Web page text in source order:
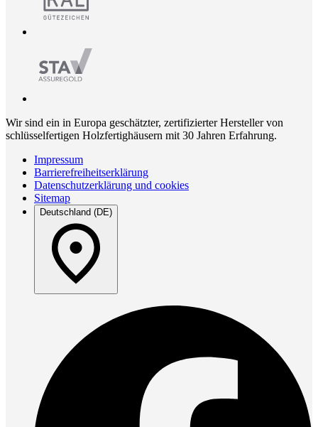
Wir sind ein in Europa geschätzter, zertifizierter Hersteller von
schlüsselfertigen Holzfertighäusern mit 30 Jahren Erfahrung.
Impressum
Barrierefreiheitserklärung
Datenschutzerklärung und cookies
Sitemap
Deutschland (DE)